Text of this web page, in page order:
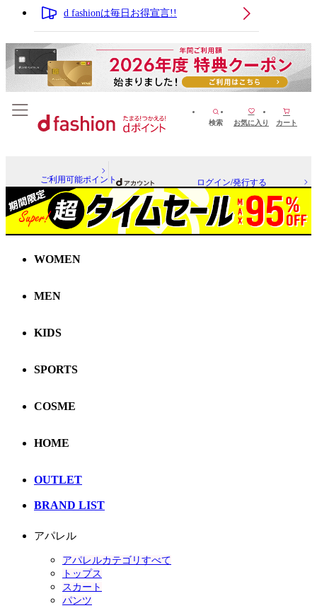
d fashionは毎日お得宣言!!
検索 お気に入り カート
ご利用可能ポイント ログイン/発行する
WOMEN
MEN
KIDS
SPORTS
COSME
HOME
OUTLET
BRAND LIST
アパレル
アパレルカテゴリすべて
トップス
スカート
パンツ